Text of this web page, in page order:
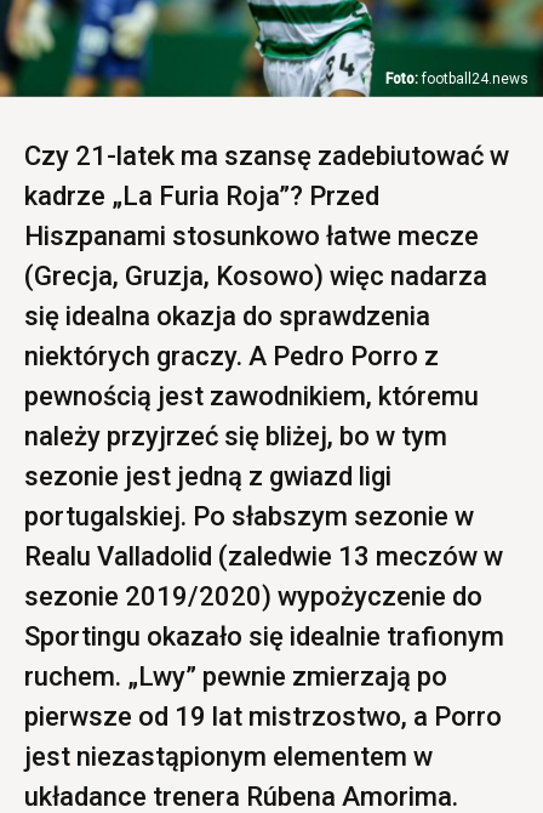
football24.news
Czy 21-latek ma szansę zadebiutować w
kadrze „La Furia Roja”? Przed
Hiszpanami stosunkowo łatwe mecze
(Grecja, Gruzja, Kosowo) więc nadarza
się idealna okazja do sprawdzenia
niektórych graczy. A Pedro Porro z
pewnością jest zawodnikiem, któremu
należy przyjrzeć się bliżej, bo w tym
sezonie jest jedną z gwiazd ligi
portugalskiej. Po słabszym sezonie w
Realu Valladolid (zaledwie 13 meczów w
sezonie 2019/2020) wypożyczenie do
Sportingu okazało się idealnie trafionym
ruchem. „Lwy” pewnie zmierzają po
pierwsze od 19 lat mistrzostwo, a Porro
jest niezastąpionym elementem w
układance trenera Rúbena Amorima.